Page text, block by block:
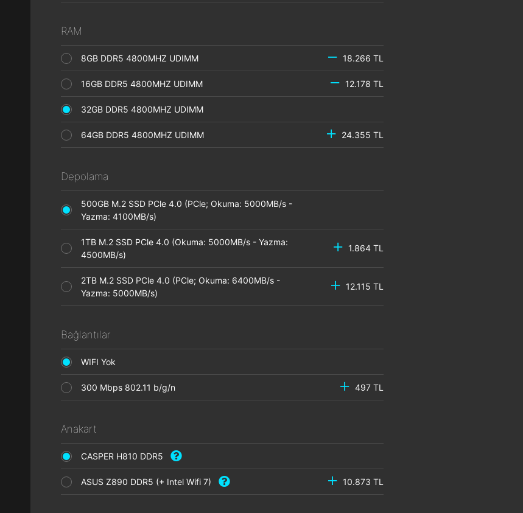
RAM
8GB DDR5 4800MHZ UDIMM 18.266 TL
16GB DDR5 4800MHZ UDIMM 12.178 TL
32GB DDR5 4800MHZ UDIMM
64GB DDR5 4800MHZ UDIMM 24.355 TL
Depolama
500GB M.2 SSD PCle 4.0 (PCle; Okuma: 5000MB/s -
Yazma: 4100MB/s)
1TB M.2 SSD PCle 4.0 (Okuma: 5000MB/s - Yazma:
4500MB/s)
1.864 TL
2TB M.2 SSD PCle 4.0 (PCle; Okuma: 6400MB/s -
Yazma: 5000MB/s)
12.115 TL
Bağlantılar
WIFI Yok
300 Mbps 802.11 b/g/n 497 TL
Anakart
CASPER H810 DDR5
ASUS Z890 DDR5 (+ Intel Wifi 7) 10.873 TL